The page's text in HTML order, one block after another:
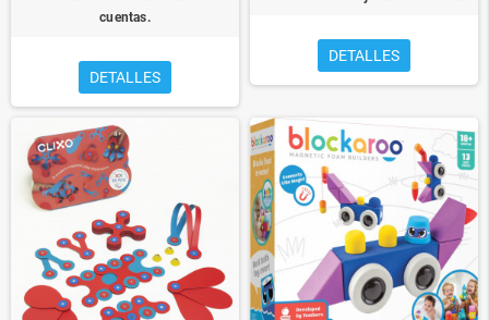
cuentas.
DETALLES
DETALLES